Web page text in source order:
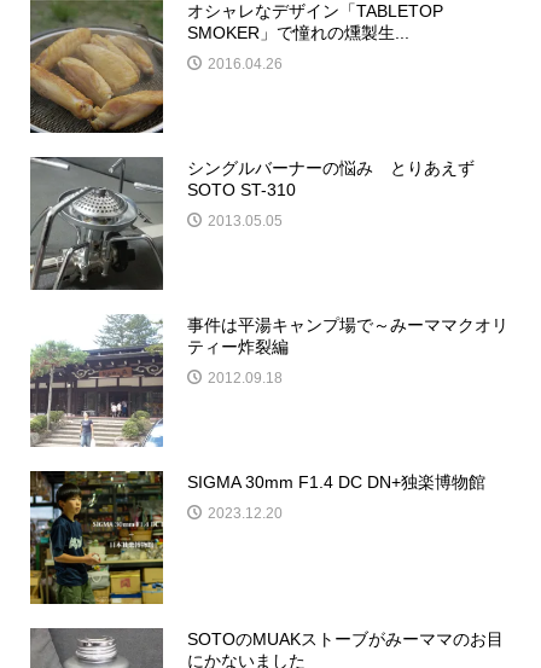
オシャレなデザイン「TABLETOP
SMOKER」で憧れの燻製生...
2016.04.26
シングルバーナーの悩み とりあえず
SOTO ST-310
2013.05.05
事件は平湯キャンプ場で～みーママクオリ
ティー炸裂編
2012.09.18
SIGMA 30mm F1.4 DC DN+独楽博物館
2023.12.20
SOTOのMUAKストーブがみーママのお目
にかないました